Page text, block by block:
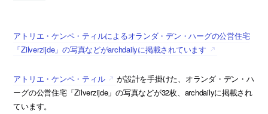
アトリエ・ケンペ・ティルによるオランダ・デン・ハーグの公営住宅
「Zilverzijde」の写真などがarchdailyに掲載されています
アトリエ・ケンペ・ティル
が設計を手掛けた、オランダ・デン・ハ
ーグの公営住宅「Zilverzijde」の写真などが32枚、archdailyに掲載され
ています。